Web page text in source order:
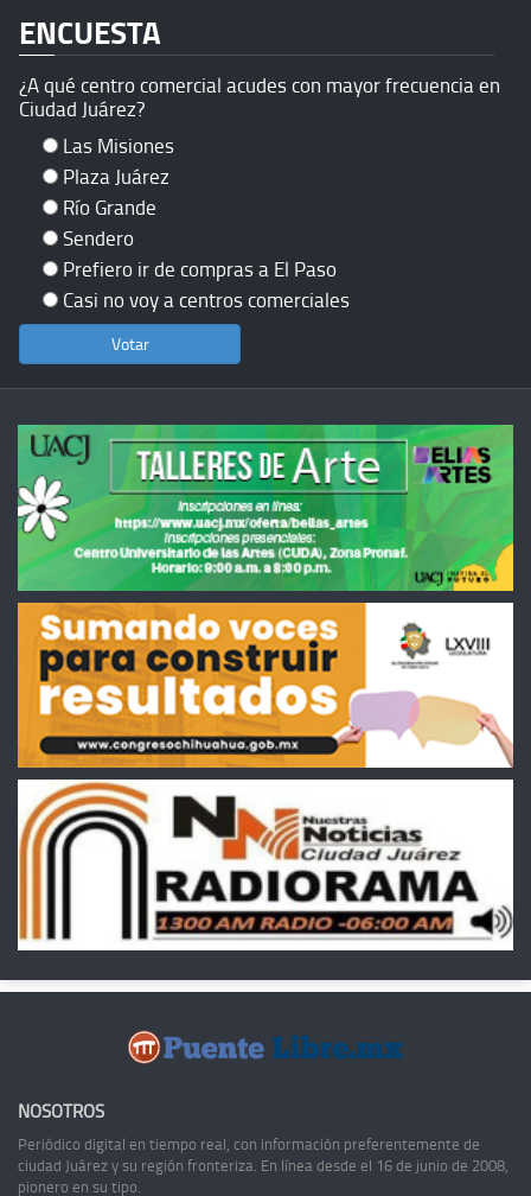
ENCUESTA
¿A qué centro comercial acudes con mayor frecuencia en
Ciudad Juárez?
Las Misiones
Plaza Juárez
Río Grande
Sendero
Prefiero ir de compras a El Paso
Casi no voy a centros comerciales
NOSOTROS
Periódico digital en tiempo real, con información preferentemente de
ciudad Juárez y su región fronteriza. En línea desde el 16 de junio de 2008,
pionero en su tipo.